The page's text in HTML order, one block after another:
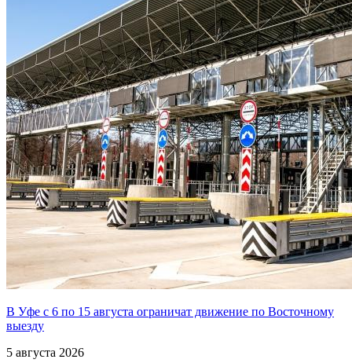
В Уфе с 6 по 15 августа ограничат движение по Восточному
выезду
5 августа 2026